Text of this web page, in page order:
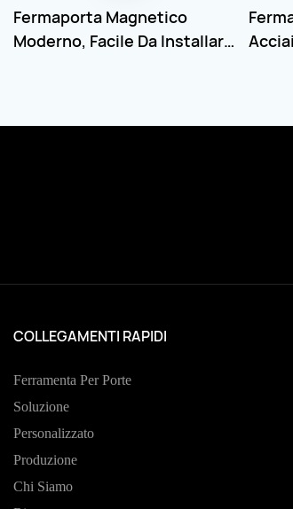
Fermaporta Magnetico
Moderno, Facile Da Installare,
COLLEGAMENTI RAPIDI
Ferramenta Per Porte
Soluzione
Personalizzato
Produzione
Chi Siamo